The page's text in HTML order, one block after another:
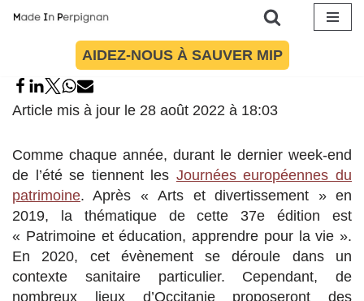
contenu
AIDEZ-NOUS À SAUVER MIP
Article mis à jour le 28 août 2022 à 18:03
Comme chaque année, durant le dernier week-end
de l’été se tiennent les Journées européennes du
patrimoine. Après « Arts et divertissement » en
2019, la thématique de cette 37e édition est
« Patrimoine et éducation, apprendre pour la vie ».
En 2020, cet évènement se déroule dans un
contexte sanitaire particulier. Cependant, de
nombreux lieux d’Occitanie proposeront des